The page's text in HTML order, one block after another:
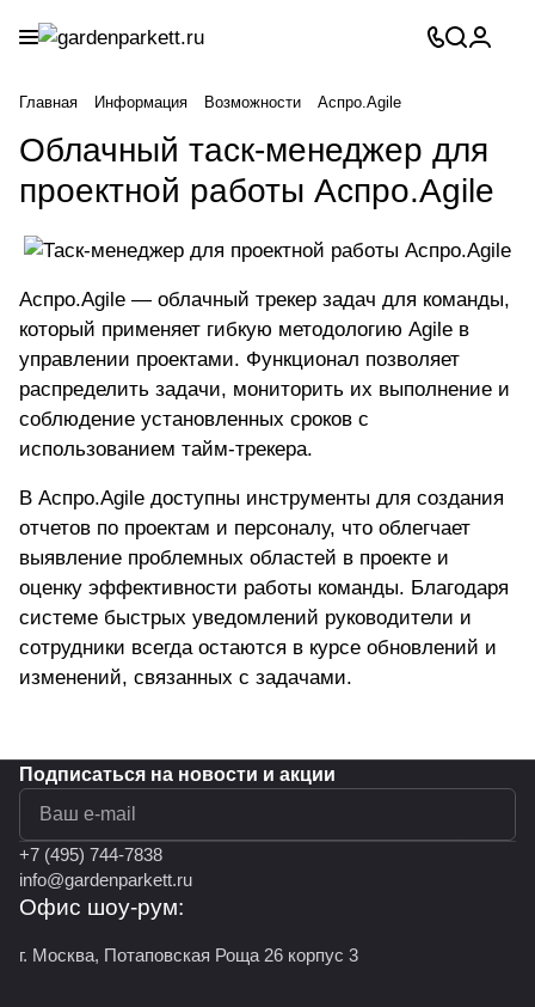
Главная Информация Возможности Аспро.Agile
Облачный таск-менеджер для
проектной работы Аспро.Agile
Аспро.Agile — облачный трекер задач для команды,
который применяет гибкую методологию Agile в
управлении проектами. Функционал позволяет
распределить задачи, мониторить их выполнение и
соблюдение установленных сроков с
использованием тайм-трекера.
В Аспро.Agile доступны инструменты для создания
отчетов по проектам и персоналу, что облегчает
выявление проблемных областей в проекте и
оценку эффективности работы команды. Благодаря
системе быстрых уведомлений руководители и
сотрудники всегда остаются в курсе обновлений и
изменений, связанных с задачами.
Подписаться на новости и акции
+7 (495) 744-7838
info@gardenparkett.ru
Офис шоу-рум:
г. Москва, Потаповская Роща 26 корпус 3